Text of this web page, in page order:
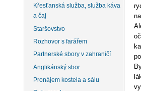
Křesťanská služba, služba káva
a čaj
Staršovstvo
Rozhovor s farářem
Partnerské sbory v zahraničí
Anglikánský sbor
Pronájem kostela a sálu